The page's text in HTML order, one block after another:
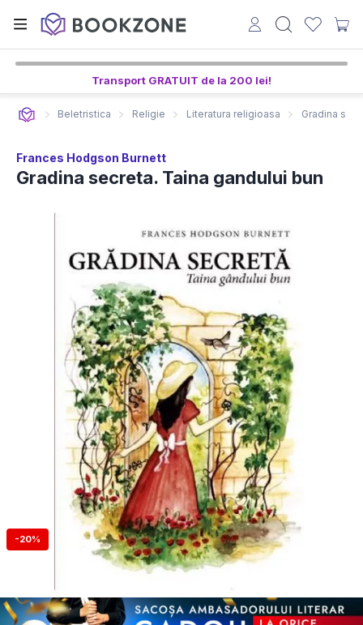
Transport GRATUIT de la 200 lei!
Beletristica Religie Literatura religioasa Gradina
Frances Hodgson Burnett
Gradina secreta. Taina gandului bun
-20%